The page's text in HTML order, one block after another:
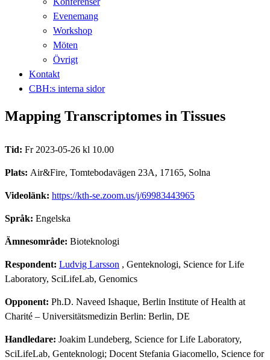
Evenemang
Workshop
Möten
Övrigt
Kontakt
CBH:s interna sidor
Mapping Transcriptomes in Tissues
Tid: Fr 2023-05-26 kl 10.00
Plats: Air&Fire, Tomtebodavägen 23A, 17165, Solna
Videolänk: https://kth-se.zoom.us/j/69983443965
Språk: Engelska
Ämnesområde: Bioteknologi
Respondent: Ludvig Larsson , Genteknologi, Science for Life
Laboratory, SciLifeLab, Genomics
Opponent: Ph.D. Naveed Ishaque, Berlin Institute of Health at
Charité – Universitätsmedizin Berlin: Berlin, DE
Handledare: Joakim Lundeberg, Science for Life Laboratory,
SciLifeLab, Genteknologi; Docent Stefania Giacomello, Science for